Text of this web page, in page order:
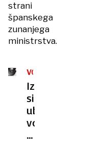
strani
španskega
zunanjega
ministrstva.
VOJNA
V
GAZI
Izraelske
sile
ubile
vodjo
Hamasa